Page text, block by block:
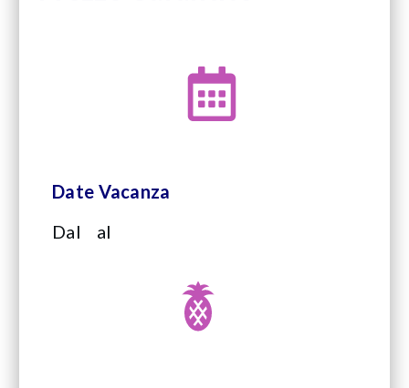
Date Vacanza
Dal
al